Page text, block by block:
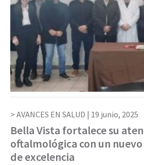
AVANCES EN SALUD | 19 junio, 2025
Bella Vista fortalece su
oftalmológica con un
de excelencia